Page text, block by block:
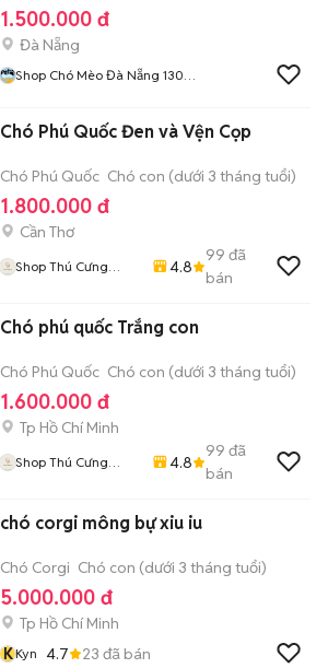
1.500.000 đ
Đà Nẵng
Shop Chó Mèo Đà Nẵng 130
Chó Phú Quốc Đen và Vện Cọp
Chó Phú Quốc Chó con (dưới 3 tháng tuổi)
1.800.000 đ
Cần Thơ
Shop Thú Cưng
4.8
99 đã
bán
Chó phú quốc Trắng con
Chó Phú Quốc Chó con (dưới 3 tháng tuổi)
1.600.000 đ
Tp Hồ Chí Minh
Shop Thú Cưng
4.8
99 đã
bán
chó corgi mông bự xiu iu
Chó Corgi Chó con (dưới 3 tháng tuổi)
5.000.000 đ
Tp Hồ Chí Minh
KKyn 4.7 23 đã bán